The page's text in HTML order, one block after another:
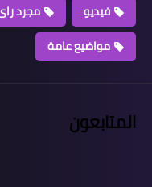
فيديو
مجرد
مواضيع عامة
المتابعون